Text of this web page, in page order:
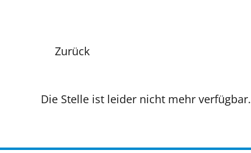
Zurück
Die Stelle ist leider nicht mehr verfügbar.